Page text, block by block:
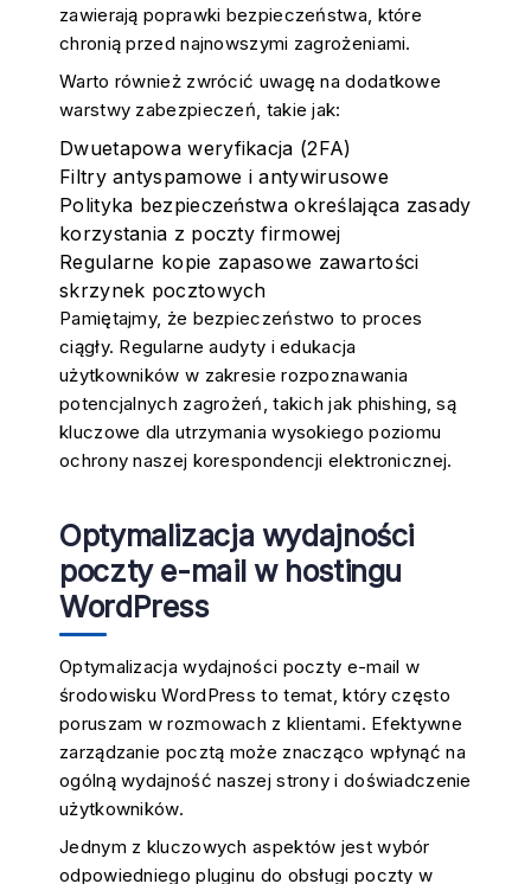
zawierają poprawki bezpieczeństwa, które
chronią przed najnowszymi zagrożeniami.
Warto również zwrócić uwagę na dodatkowe
warstwy zabezpieczeń, takie jak:
Dwuetapowa weryfikacja (2FA)
Filtry antyspamowe i antywirusowe
Polityka bezpieczeństwa określająca zasady
korzystania z poczty firmowej
Regularne kopie zapasowe zawartości
skrzynek pocztowych
Pamiętajmy, że bezpieczeństwo to proces
ciągły. Regularne audyty i edukacja
użytkowników w zakresie rozpoznawania
potencjalnych zagrożeń, takich jak phishing, są
kluczowe dla utrzymania wysokiego poziomu
ochrony naszej korespondencji elektronicznej.
Optymalizacja wydajności
poczty e-mail w hostingu
WordPress
Optymalizacja wydajności poczty e-mail w
środowisku WordPress to temat, który często
poruszam w rozmowach z klientami. Efektywne
zarządzanie pocztą może znacząco wpłynąć na
ogólną wydajność naszej strony i doświadczenie
użytkowników.
Jednym z kluczowych aspektów jest wybór
odpowiedniego pluginu do obsługi poczty w